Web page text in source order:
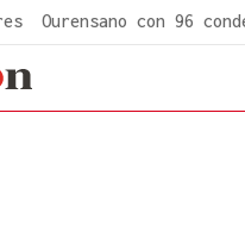
Ourensano con 96